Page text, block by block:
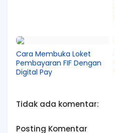
Cara Membuka Loket
Pembayaran FIF Dengan
Digital Pay
Tidak ada komentar:
Posting Komentar